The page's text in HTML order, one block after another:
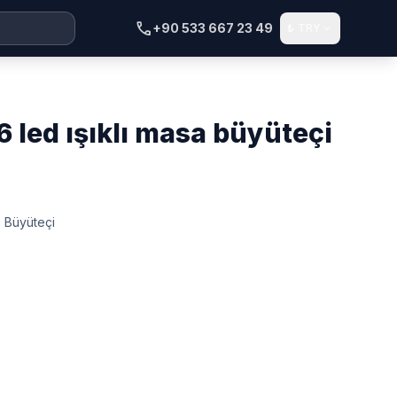
call+90 533 667 23 49
led işıklı masa büyüteçi
Büyüteçi